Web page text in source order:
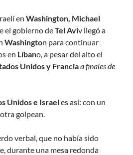
en Washington, Michael
el gobierno deTel Aviv llegó a
Washington para continuar
en Líbano, a pesar del alto el
Unidos y Franciaa finales de
Unidos e Israeles así: con un
golpean.
verbal, que no había sido
durante una mesa redonda